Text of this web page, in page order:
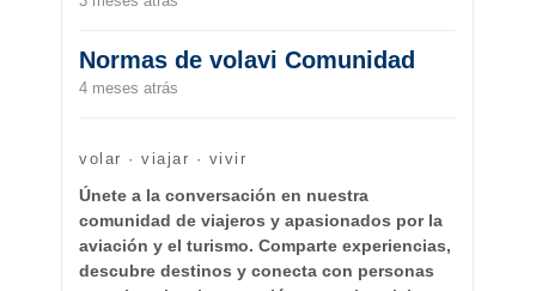
Normas de volavi Comunidad
4 meses atrás
volar · viajar · vivir
Únete a la conversación en nuestra
comunidad de viajeros y apasionados por la
aviación y el turismo. Comparte experiencias,
descubre destinos y conecta con personas